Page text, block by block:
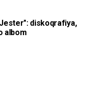
diskoqrafiya,
albom